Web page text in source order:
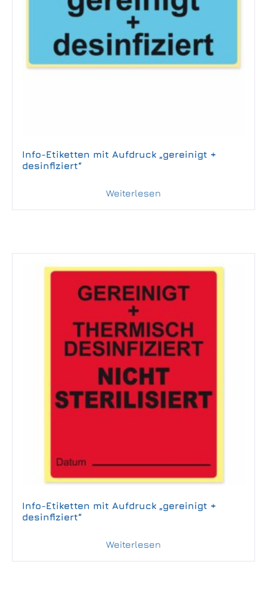
Info-Etiketten mit Aufdruck „gereinigt +
desinfiziert“
Weiterlesen
Info-Etiketten mit Aufdruck „gereinigt +
desinfiziert“
Weiterlesen